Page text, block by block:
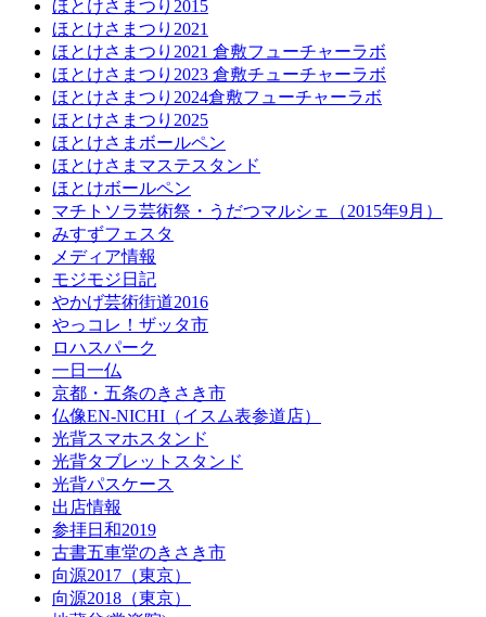
ほとけさまつり2015
ほとけさまつり2021
ほとけさまつり2021 倉敷フューチャーラボ
ほとけさまつり2023 倉敷チューチャーラボ
ほとけさまつり2024倉敷フューチャーラボ
ほとけさまつり2025
ほとけさまボールペン
ほとけさまマステスタンド
ほとけボールペン
マチトソラ芸術祭・うだつマルシェ（2015年9月）
みすずフェスタ
メディア情報
モジモジ日記
やかげ芸術街道2016
やっコレ！ザッタ市
ロハスパーク
一日一仏
京都・五条のきさき市
仏像EN-NICHI（イスム表参道店）
光背スマホスタンド
光背タブレットスタンド
光背パスケース
出店情報
参拝日和2019
古書五車堂のきさき市
向源2017（東京）
向源2018（東京）